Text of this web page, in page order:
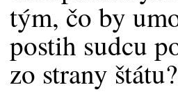
tým, čo by
postih sudcu
zo strany štátu?